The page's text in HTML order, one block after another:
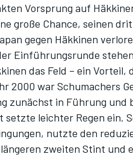
Vorsprung auf
große Chance, seinen
gegen Häkkinen
Einführungsrunde
das Feld – ein
2000 war Schumachers
zunächst in Führung und
setzte leichter Regen ein.
nutzte den
zweiten Stint und